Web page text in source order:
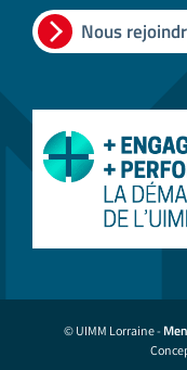
Nous
© UIMM Lorraine -